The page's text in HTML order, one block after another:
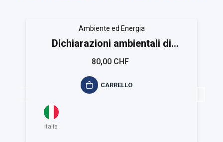
Ambiente ed Energia
Dichiarazioni ambientali di
prodotto ISO 14020-14021-14024-
80,00 CHF
CARRELLO
Italia